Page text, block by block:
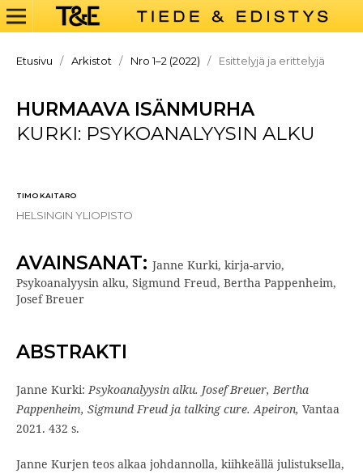
Etusivu / Arkistot / Nro 1–2 (2022) / Esittelyjä ja erittelyjä
HURMAAVA ISÄNMURHA
KURKI: PSYKOANALYYSIN ALKU
TIMO KAITARO
HELSINGIN YLIOPISTO
AVAINSANAT: Janne Kurki, kirja-arvio,
Psykoanalyysin alku, Sigmund Freud, Bertha Pappenheim,
Josef Breuer
ABSTRAKTI
Janne Kurki: Psykoanalyysin alku. Josef Breuer, Bertha
Pappenheim, Sigmund Freud ja talking cure. Apeiron, Vantaa
2021. 432 s.
Janne Kurjen teos alkaa johdannolla, kiihkeällä julistuksella,